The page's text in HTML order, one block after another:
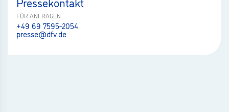
FÜR ANFRAGEN
+49 69 7595-2054
presse@dfv.de